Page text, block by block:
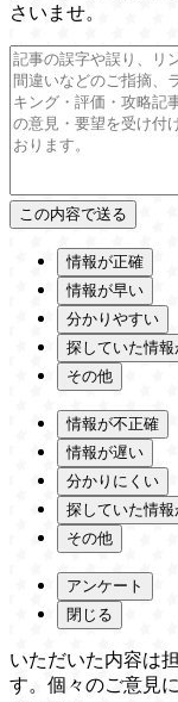
さいませ。
情報が正確
情報が早い
分かりやすい
探していた情
その他
情報が不正確
情報が遅い
分かりにくい
探していた情
その他
アンケート
閉じる
いただいた内容は
す。個々のご意見